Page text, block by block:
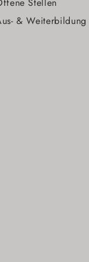
Stellen
& Weiterbildung